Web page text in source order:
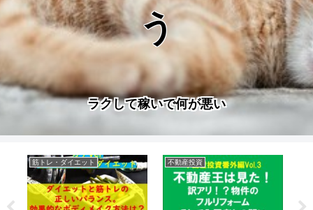
う
ラクして稼いで何が悪い
筋トレ・ダイエット 不動産投資